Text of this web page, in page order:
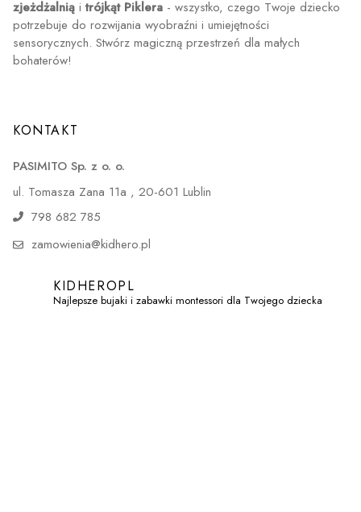
zjeżdżalnią i trójkąt Piklera - wszystko, czego Twoje dziecko
potrzebuje do rozwijania wyobraźni i umiejętności
sensorycznych. Stwórz magiczną przestrzeń dla małych
bohaterów!
KONTAKT
PASIMITO Sp. z o. o.
ul. Tomasza Zana 11a , 20-601 Lublin
798 682 785
zamowienia@kidhero.pl
KIDHEROPL
Najlepsze bujaki i zabawki montessori dla Twojego dziecka